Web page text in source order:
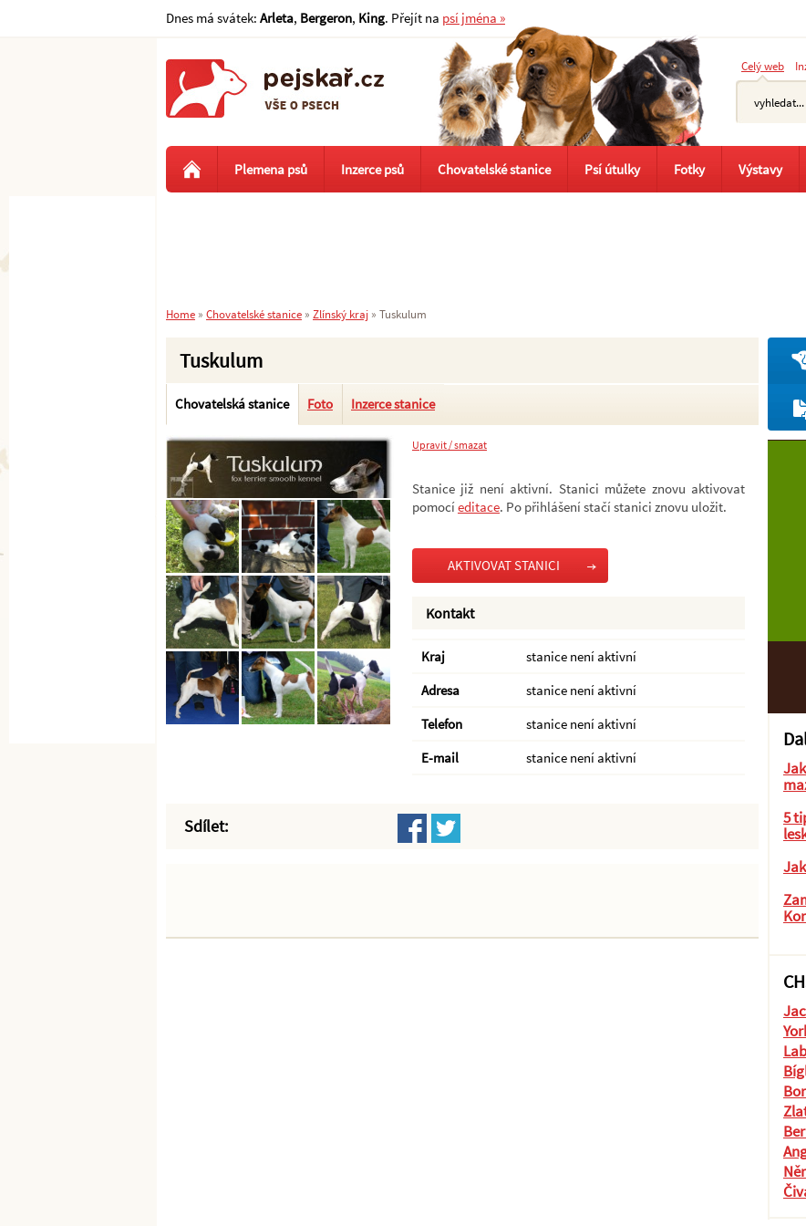
Tuskulum
Chovatelská stanice Foto Inzerce stanice
Upravit / smazat
Stanice již není aktivní. Stanici můžete znovu aktivovat
pomocíeditace. Po přihlášení stačí stanici znovu uložit.
AKTIVOVAT STANICI
Kontakt
Kraj
stanice není aktivní
Adresa
stanice není aktivní
Telefon
stanice není aktivní
E-mail
stanice není aktivní
Sdílet:
5
Celý web
Plemena psů Inzerce psů Chovatelské stanice Psí útulky Fotky Výstavy
Home » Chovatelské stanice » Zlínský kraj » Tuskulum
Dnes má svátek: Arleta, Bergeron, King. Přejít na psí jména »